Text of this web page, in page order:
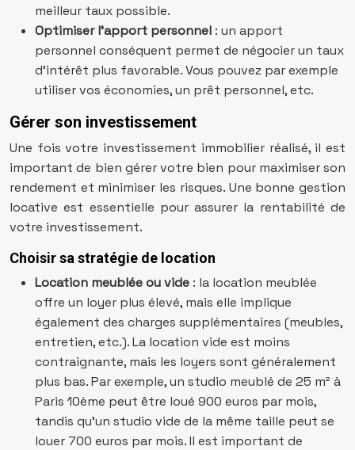
meilleur taux possible.
Optimiser l’apport personnel : un apport
personnel conséquent permet de négocier un taux
d’intérêt plus favorable. Vous pouvez par exemple
utiliser vos économies, un prêt personnel, etc.
Gérer son investissement
Une fois votre investissement immobilier réalisé, il est
important de bien gérer votre bien pour maximiser son
rendement et minimiser les risques. Une bonne gestion
locative est essentielle pour assurer la rentabilité de
votre investissement.
Choisir sa stratégie de location
Location meublée ou vide : la location meublée
offre un loyer plus élevé, mais elle implique
également des charges supplémentaires (meubles,
entretien, etc.). La location vide est moins
contraignante, mais les loyers sont généralement
plus bas. Par exemple, un studio meublé de 25 m² à
Paris 10ème peut être loué 900 euros par mois,
tandis qu’un studio vide de la même taille peut se
louer 700 euros par mois. Il est important de